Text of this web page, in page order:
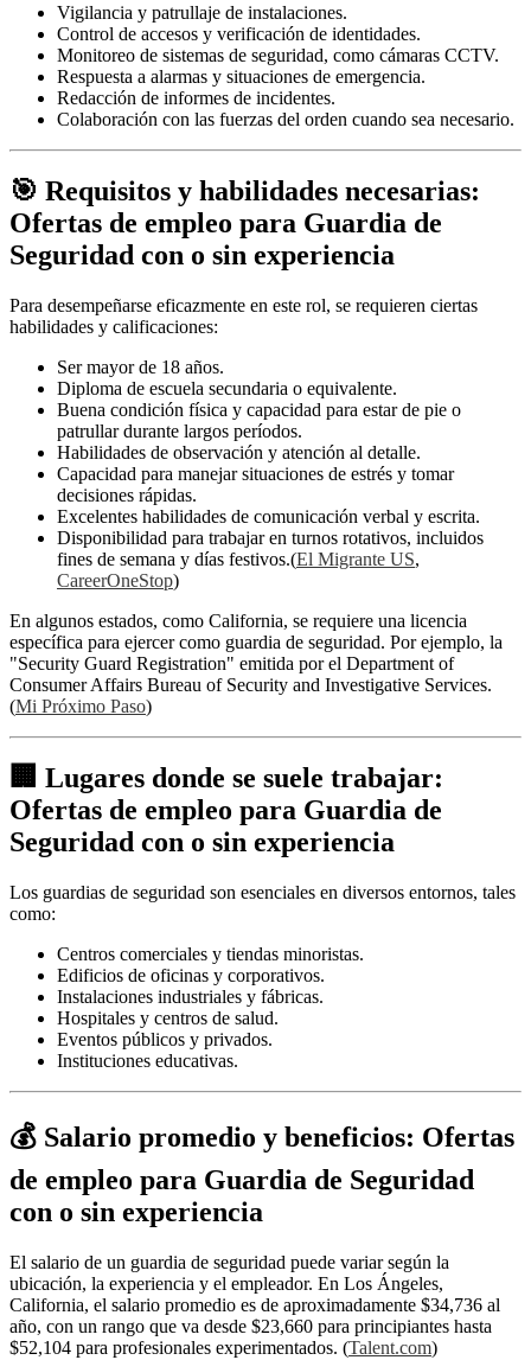
Vigilancia y patrullaje de instalaciones.
Control de accesos y verificación de identidades.
Monitoreo de sistemas de seguridad, como cámaras CCTV.
Respuesta a alarmas y situaciones de emergencia.
Redacción de informes de incidentes.
Colaboración con las fuerzas del orden cuando sea necesario.
🎯 Requisitos y habilidades necesarias:
Ofertas de empleo para Guardia de
Seguridad con o sin experiencia
Para desempeñarse eficazmente en este rol, se requieren ciertas
habilidades y calificaciones:
Ser mayor de 18 años.
Diploma de escuela secundaria o equivalente.
Buena condición física y capacidad para estar de pie o
patrullar durante largos períodos.
Habilidades de observación y atención al detalle.
Capacidad para manejar situaciones de estrés y tomar
decisiones rápidas.
Excelentes habilidades de comunicación verbal y escrita.
Disponibilidad para trabajar en turnos rotativos, incluidos
fines de semana y días festivos.(El Migrante US,
CareerOneStop)
En algunos estados, como California, se requiere una licencia
específica para ejercer como guardia de seguridad. Por ejemplo, la
"Security Guard Registration" emitida por el Department of
Consumer Affairs Bureau of Security and Investigative Services.
(Mi Próximo Paso)
🏢 Lugares donde se suele trabajar:
Ofertas de empleo para Guardia de
Seguridad con o sin experiencia
Los guardias de seguridad son esenciales en diversos entornos, tales
como:
Centros comerciales y tiendas minoristas.
Edificios de oficinas y corporativos.
Instalaciones industriales y fábricas.
Hospitales y centros de salud.
Eventos públicos y privados.
Instituciones educativas.
💰 Salario promedio y beneficios: Ofertas
de empleo para Guardia de Seguridad
con o sin experiencia
El salario de un guardia de seguridad puede variar según la
ubicación, la experiencia y el empleador. En Los Ángeles,
California, el salario promedio es de aproximadamente $34,736 al
año, con un rango que va desde $23,660 para principiantes hasta
$52,104 para profesionales experimentados. (Talent.com)